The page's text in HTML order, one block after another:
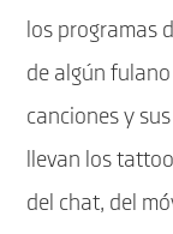
los programas
de algún
canciones y
llevan los
del chat, del